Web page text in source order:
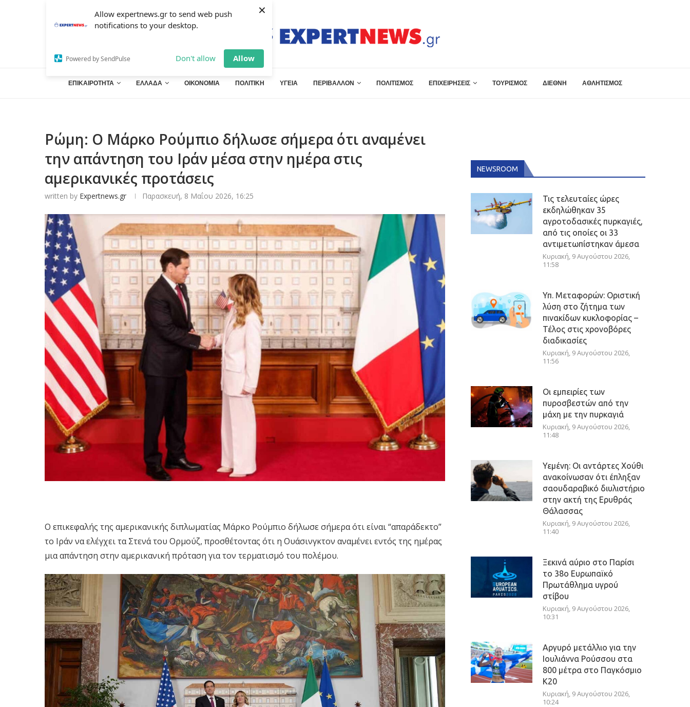
Allow expertnews.gr to send web push
notifications to your desktop.
Powered by SendPulse Don't allow Allow
×
ΕΠΙΚΑΙΡΟΤΗΤΑ ΕΛΛΑΔΑ ΟΙΚΟΝΟΜΙΑ ΠΟΛΙΤΙΚΗ ΥΓΕΙΑ ΠΕΡΙΒΑΛΛΟΝ ΠΟΛΙΤΙΣΜΟΣ ΕΠΙΧΕΙΡΗΣΕΙΣ ΤΟΥΡΙΣΜΟΣ ΔΙΕΘΝΗ ΑΘΛΗΤΙΣΜΟΣ
Ρώμη: Ο Μάρκο Ρούμπιο δήλωσε σήμερα ότι αναμένει
την απάντηση του Ιράν μέσα στην ημέρα στις
αμερικανικές προτάσεις
written by Expertnews.gr Παρασκευή, 8 Μαΐου 2026, 16:25
Ο επικεφαλής της αμερικανικής διπλωματίας Μάρκο Ρούμπιο δήλωσε σήμερα ότι είναι “απαράδεκτο”
το Ιράν να ελέγχει τα Στενά του Ορμούζ, προσθέτοντας ότι η Ουάσινγκτον αναμένει εντός της ημέρας
μια απάντηση στην αμερικανική πρόταση για τον τερματισμό του πολέμου.
NEWSROOM
Τις τελευταίες ώρες
εκδηλώθηκαν 35
αγροτοδασικές πυρκαγιές,
από τις οποίες οι 33
αντιμετωπίστηκαν άμεσα
Κυριακή, 9 Αυγούστου 2026,
11:58
Υπ. Μεταφορών: Οριστική
λύση στο ζήτημα των
πινακίδων κυκλοφορίας –
Τέλος στις χρονοβόρες
διαδικασίες
Κυριακή, 9 Αυγούστου 2026,
11:56
Οι εμπειρίες των
πυροσβεστών από την
μάχη με την πυρκαγιά
Κυριακή, 9 Αυγούστου 2026,
11:48
Υεμένη: Οι αντάρτες Χούθι
ανακοίνωσαν ότι έπληξαν
σαουδαραβικό διυλιστήριο
στην ακτή της Ερυθράς
Θάλασσας
Κυριακή, 9 Αυγούστου 2026,
11:40
Ξεκινά αύριο στο Παρίσι
το 38ο Ευρωπαϊκό
Πρωτάθλημα υγρού
στίβου
Κυριακή, 9 Αυγούστου 2026,
10:31
Αργυρό μετάλλιο για την
Ιουλιάννα Ρούσσου στα
800 μέτρα στο Παγκόσμιο
Κ20
Κυριακή, 9 Αυγούστου 2026,
10:24